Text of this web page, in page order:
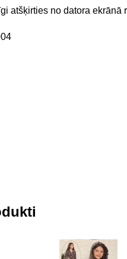
atšķirties no datora ekrānā